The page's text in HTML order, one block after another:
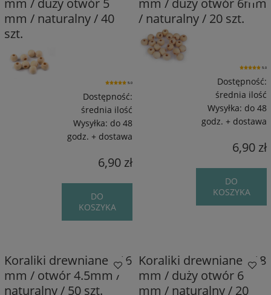
mm / naturalny / 40
szt.
5.0
Dostępność:
średnia ilość
Wysyłka: do 48
godz. + dostawa
6,90 zł
DO
KOSZYKA
/ naturalny / 20 szt.
5.0
Dostępność:
średnia ilość
Wysyłka: do 48
godz. + dostawa
6,90 zł
DO
KOSZYKA
Koraliki drewniane / 16
mm / otwór 4.5mm /
naturalny / 50 szt.
Koraliki drewniane / 18
mm / duży otwór 6
mm / naturalny / 20